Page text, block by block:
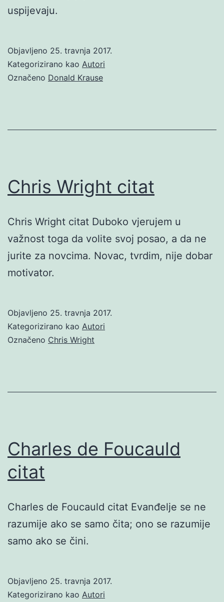
uspijevaju.
Objavljeno 25. travnja 2017.
Kategorizirano kao Autori
Označeno Donald Krause
Chris Wright citat
Chris Wright citat Duboko vjerujem u
važnost toga da volite svoj posao, a da ne
jurite za novcima. Novac, tvrdim, nije dobar
motivator.
Objavljeno 25. travnja 2017.
Kategorizirano kao Autori
Označeno Chris Wright
Charles de Foucauld
citat
Charles de Foucauld citat Evanđelje se ne
razumije ako se samo čita; ono se razumije
samo ako se čini.
Objavljeno 25. travnja 2017.
Kategorizirano kao Autori